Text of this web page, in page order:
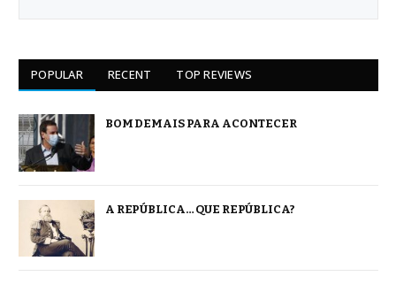
POPULAR RECENT TOP REVIEWS
BOM DEMAIS PARA ACONTECER
A REPÚBLICA… QUE REPÚBLICA?